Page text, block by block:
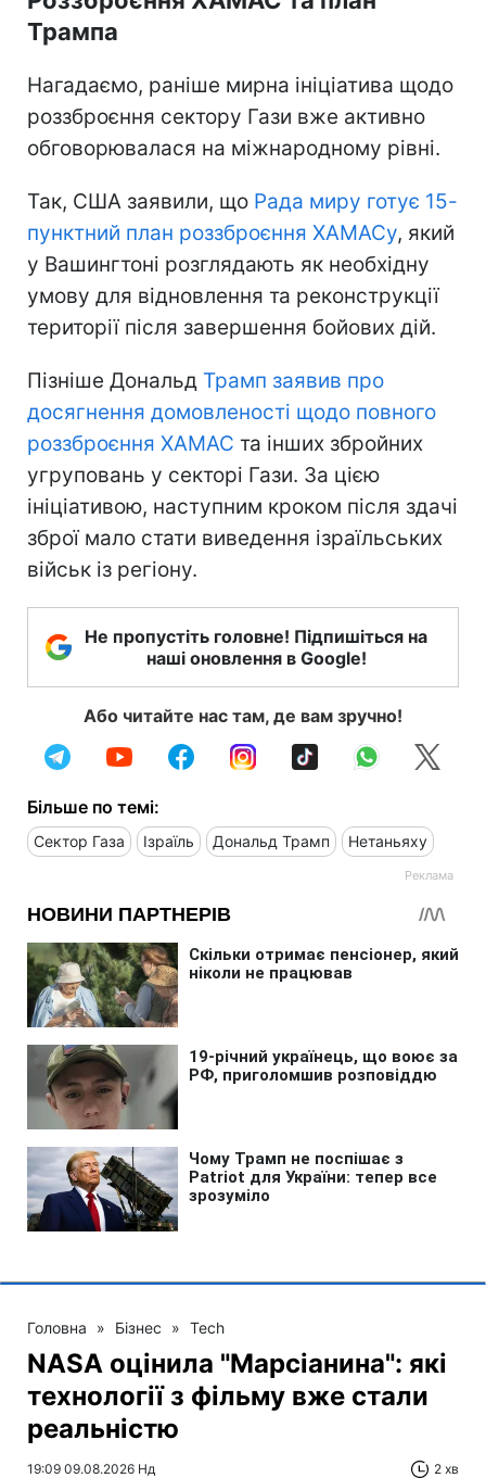
Трампа
Нагадаємо, раніше мирна ініціатива щодо
роззброєння сектору Гази вже активно
обговорювалася на міжнародному рівні.
Так, США заявили, що Рада миру готує 15-
пунктний план роззброєння ХАМАСу, який
у Вашингтоні розглядають як необхідну
умову для відновлення та реконструкції
території після завершення бойових дій.
Пізніше Дональд Трамп заявив про
досягнення домовленості щодо повного
роззброєння ХАМАС та інших збройних
угруповань у секторі Гази. За цією
ініціативою, наступним кроком після здачі
зброї мало стати виведення ізраїльських
військ із регіону.
Не пропустіть головне! Підпишіться на
наші оновлення в Google!
Або читайте нас там, де вам зручно!
Більше по темі:
Сектор Газа Ізраїль Дональд Трамп Нетаньяху
Головна » Бізнес » Tech
NASA оцінила "Марсіанина": які
технології з фільму вже стали
реальністю
19:09 09.08.2026 Нд 2 хв